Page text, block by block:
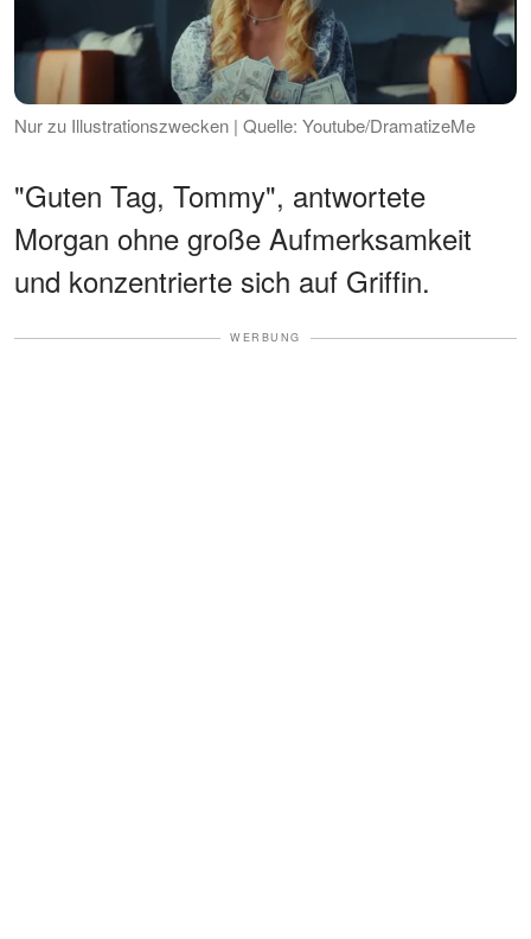
Nur zu Illustrationszwecken | Quelle: Youtube/DramatizeMe
"Guten Tag, Tommy", antwortete
Morgan ohne große Aufmerksamkeit
und konzentrierte sich auf Griffin.
WERBUNG